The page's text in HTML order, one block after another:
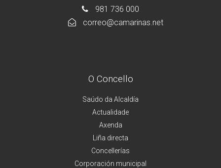
981 736 000
correo@camarinas.net
O Concello
Saúdo da Alcaldía
Actualidade
Axenda
Liña directa
Concellerías
Corporación municipal